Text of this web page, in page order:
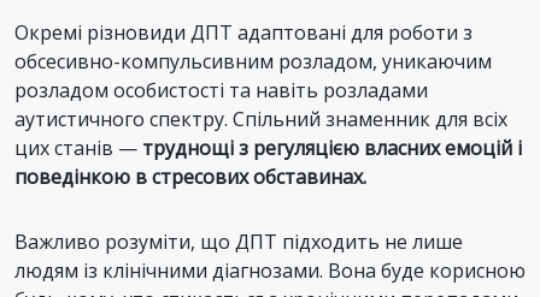
Окремі різновиди ДПТ адаптовані для роботи з
обсесивно-компульсивним розладом, уникаючим
розладом особистості та навіть розладами
аутистичного спектру. Спільний знаменник для всіх
цих станів — труднощі з регуляцією власних емоцій і
поведінкою в стресових обставинах.
Важливо розуміти, що ДПТ підходить не лише
людям із клінічними діагнозами. Вона буде корисною